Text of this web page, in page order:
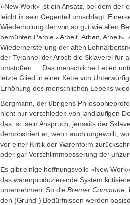
»New Work« ist ein Ansatz, bei dem der
leicht in sein Gegenteil umschlägt.
Wiederholung der von so gut wie allen
bemühten Parole »Arbeit, Arbeit,
Wiederherstellung der alten
der Tyrannei der Arbeit die Sklaverei für
umstoßen … Das menschliche Leben
letzte Glied in einer Kette von
Erhöhung des menschlichen Lebens
Bergmann, der übrigens
nicht nur verschieden von landläufigen
das, so sein Anspruch, jenseits der
demonstriert er, wenn auch ungewollt,
vor einer Kritik der Warenform
oder gar Verschlimmbesserung der
Es gibt einige hoffnungsvolle »New
das warenproduzierende System
unternehmen. So die Bremer Commune
den (Grund-) Bedürfnissen werden